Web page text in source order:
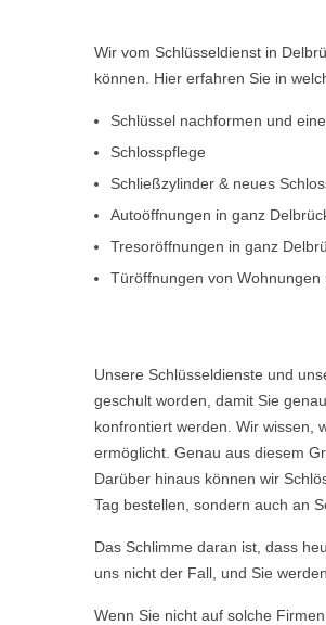
Wir vom Schlüsseldienst in
können. Hier erfahren Sie in
Schlüssel nachformen und
Schlosspflege
Schließzylinder & neues
Autoöffnungen in ganz
Tresoröffnungen in ganz
Türöffnungen von Wohnungen
Unsere Schlüsseldienste und
geschult worden, damit Sie
konfrontiert werden. Wir wissen,
ermöglicht. Genau aus diesem
Darüber hinaus können wir
Tag bestellen, sondern auch an
Das Schlimme daran ist, dass
uns nicht der Fall, und Sie
Wenn Sie nicht auf solche